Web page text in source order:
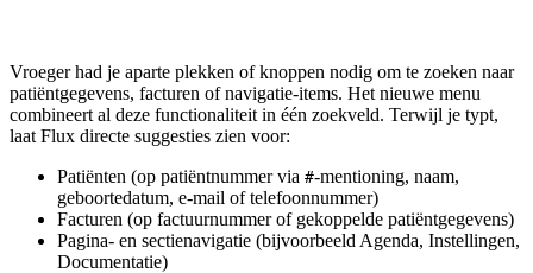
Vroeger had je aparte plekken of knoppen nodig om te zoeken naar
patiëntgegevens, facturen of navigatie-items. Het nieuwe menu
combineert al deze functionaliteit in één zoekveld. Terwijl je typt,
laat Flux directe suggesties zien voor:
Patiënten (op patiëntnummer via #-mentioning, naam,
geboortedatum, e-mail of telefoonnummer)
Facturen (op factuurnummer of gekoppelde patiëntgegevens)
Pagina- en sectienavigatie (bijvoorbeeld Agenda, Instellingen,
Documentatie)